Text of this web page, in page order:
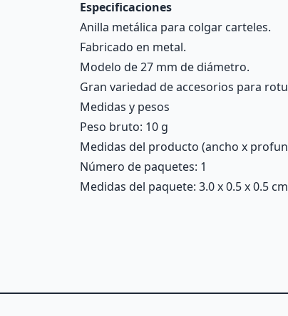
Especificaciones
Anilla metálica para colgar carteles.
Fabricado en metal.
Modelo de 27 mm de diámetro.
Gran variedad de accesorios para
Medidas y pesos
Peso bruto: 10 g
Medidas del producto (ancho x
Número de paquetes: 1
Medidas del paquete: 3.0 x 0.5 x 0.5 cm